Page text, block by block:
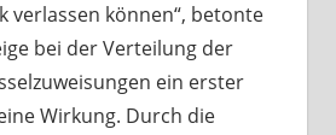
verlassen können“, betonte
bei der Verteilung der
ein erster
Wirkung. Durch die